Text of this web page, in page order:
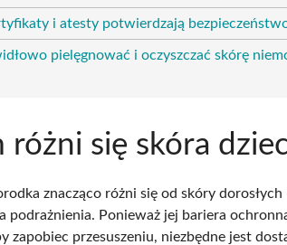
i atesty potwierdzają
pielęgnować i oczyszczać skórę
różni się skóra
znacząco różni się od skóry
podrażnienia. Ponieważ jej bariera
zapobiec przesuszeniu, niezbędne jest